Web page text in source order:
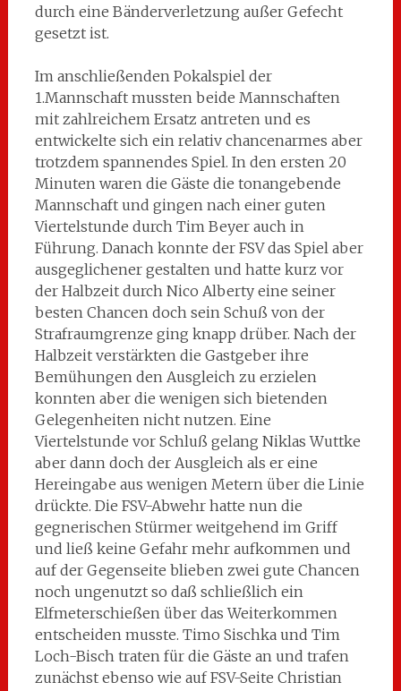
durch eine Bänderverletzung außer Gefecht
gesetzt ist.
Im anschließenden Pokalspiel der
1.Mannschaft mussten beide Mannschaften
mit zahlreichem Ersatz antreten und es
entwickelte sich ein relativ chancenarmes aber
trotzdem spannendes Spiel. In den ersten 20
Minuten waren die Gäste die tonangebende
Mannschaft und gingen nach einer guten
Viertelstunde durch Tim Beyer auch in
Führung. Danach konnte der FSV das Spiel aber
ausgeglichener gestalten und hatte kurz vor
der Halbzeit durch Nico Alberty eine seiner
besten Chancen doch sein Schuß von der
Strafraumgrenze ging knapp drüber. Nach der
Halbzeit verstärkten die Gastgeber ihre
Bemühungen den Ausgleich zu erzielen
konnten aber die wenigen sich bietenden
Gelegenheiten nicht nutzen. Eine
Viertelstunde vor Schluß gelang Niklas Wuttke
aber dann doch der Ausgleich als er eine
Hereingabe aus wenigen Metern über die Linie
drückte. Die FSV-Abwehr hatte nun die
gegnerischen Stürmer weitgehend im Griff
und ließ keine Gefahr mehr aufkommen und
auf der Gegenseite blieben zwei gute Chancen
noch ungenutzt so daß schließlich ein
Elfmeterschießen über das Weiterkommen
entscheiden musste. Timo Sischka und Tim
Loch-Bisch traten für die Gäste an und trafen
zunächst ebenso wie auf FSV-Seite Christian